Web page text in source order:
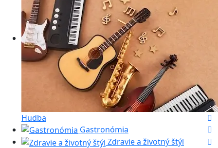
Hudba
Gastronómia
Zdravie a životný štýl